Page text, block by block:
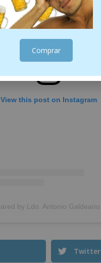
View this post on Instagram
Twitter
Comprar